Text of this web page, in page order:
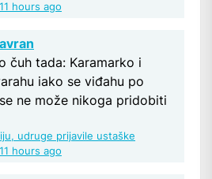
11 hours ago
čuh tada: Karamarko i
iako se viđahu po
ne može nikoga pridobiti
udruge prijavile ustaške
11 hours ago